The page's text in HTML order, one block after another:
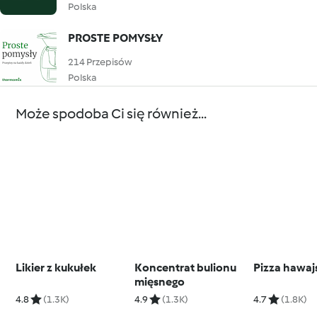
Polska
PROSTE POMYSŁY
214 Przepisów
Polska
Może spodoba Ci się również...
Likier z kukułek
4.8 (1.3K)
Koncentrat bulionu
mięsnego
4.9 (1.3K)
Pizza
4.7 (1.8K)